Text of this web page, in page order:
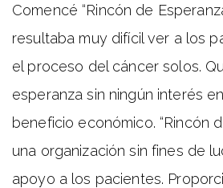
Comencé “Rincón de
resultaba muy difícil ver a los
el proceso del cáncer solos.
esperanza sin ningún interés
beneficio económico. “Rincón
una organización sin fines de
apoyo a los pacientes.